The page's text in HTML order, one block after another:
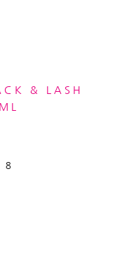
& LASH
8